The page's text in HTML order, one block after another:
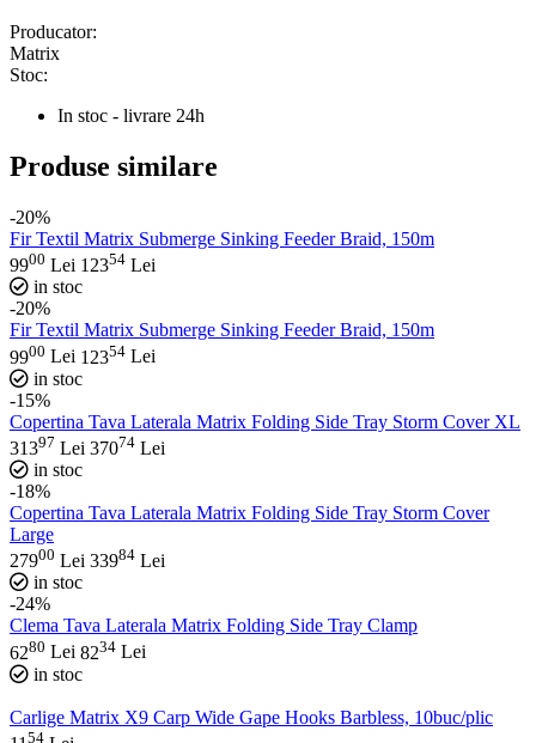
Producator:
Matrix
Stoc:
In stoc - livrare 24h
Produse similare
-20%
Fir Textil Matrix Submerge Sinking Feeder Braid, 150m
9900 Lei 12354 Lei
in stoc
-20%
Fir Textil Matrix Submerge Sinking Feeder Braid, 150m
9900 Lei 12354 Lei
in stoc
-15%
Copertina Tava Laterala Matrix Folding Side Tray Storm Cover XL
31397 Lei 37074 Lei
in stoc
-18%
Copertina Tava Laterala Matrix Folding Side Tray Storm Cover
Large
27900 Lei 33984 Lei
in stoc
-24%
Clema Tava Laterala Matrix Folding Side Tray Clamp
6280 Lei 8234 Lei
in stoc
Carlige Matrix X9 Carp Wide Gape Hooks Barbless, 10buc/plic
54